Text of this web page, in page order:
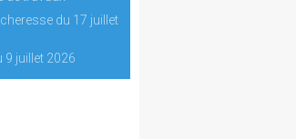
du 17 juillet
9 juillet 2026